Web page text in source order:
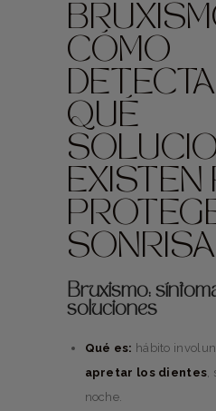
CÓMO
QUÉ
EXISTEN
SONRISA
Bruxismo:
soluciones
Qué es: hábito
apretar los dientes
noche.